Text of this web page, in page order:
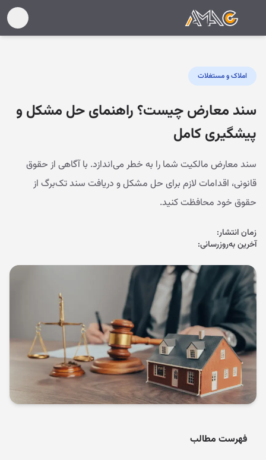
املاک و مستغلات
سند معارض چیست؟ راهنمای حل مشکل و
پیشگیری کامل
سند معارض مالکیت شما را به خطر می‌اندازد. با آگاهی از حقوق
قانونی، اقدامات لازم برای حل مشکل و دریافت سند تک‌برگ از
حقوق خود محافظت کنید.
زمان انتشار:
آخرین به‌روزرسانی:
فهرست مطالب